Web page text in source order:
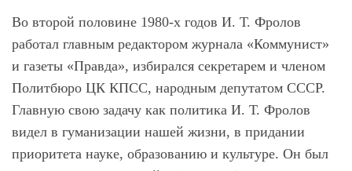
Во второй половине 1980-х годов И. Т. Фролов
работал главным редактором журнала «Коммунист»
и газеты «Правда», избирался секретарем и членом
Политбюро ЦК КПСС, народным депутатом СССР.
Главную свою задачу как политика И. Т. Фролов
видел в гуманизации нашей жизни, в придании
приоритета науке, образованию и культуре. Он был